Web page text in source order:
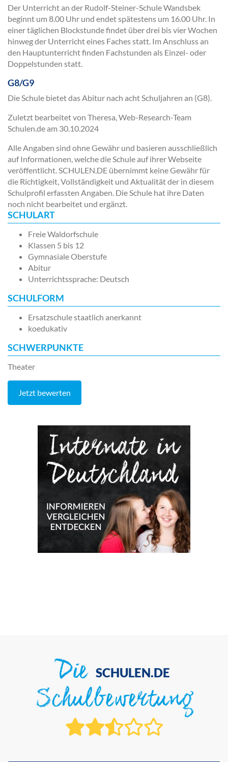
Der Unterricht an der Rudolf-Steiner-Schule Wandsbek
beginnt um 8.00 Uhr und endet spätestens um 16.00 Uhr. In
einer täglichen Blockstunde findet über drei bis vier Wochen
hinweg der Unterricht eines Faches statt. Im Anschluss an
den Hauptunterricht finden Fachstunden als Einzel- oder
Doppelstunden statt.
G8/G9
Die Schule bietet das Abitur nach acht Schuljahren an (G8).
Zuletzt bearbeitet von Theresa, Web-Research-Team
Schulen.de am 30.10.2024
Alle Angaben sind ohne Gewähr und basieren ausschließlich
auf Informationen, welche die Schule auf ihrer Webseite
veröffentlicht. SCHULEN.DE übernimmt keine Gewähr für
die Richtigkeit, Vollständigkeit und Aktualität der in diesem
Schulprofil erfassten Angaben. Die Schule hat ihre Daten
noch nicht bearbeitet und ergänzt.
SCHULART
Freie Waldorfschule
Klassen 5 bis 12
Gymnasiale Oberstufe
Abitur
Unterrichtssprache: Deutsch
SCHULFORM
Ersatzschule staatlich anerkannt
koedukativ
SCHWERPUNKTE
Theater
Jetzt bewerten
Die SCHULEN.DE
Schulbewertung